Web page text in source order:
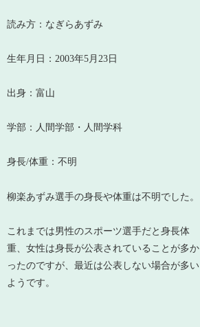
読み方：なぎらあずみ
生年月日：2003年5月23日
出身：富山
学部：人間学部・人間学科
身長/体重：不明
柳楽あずみ選手の身長や体重は不明でした。
これまでは男性のスポーツ選手だと身長体
重、女性は身長が公表されていることが多か
ったのですが、最近は公表しない場合が多い
ようです。